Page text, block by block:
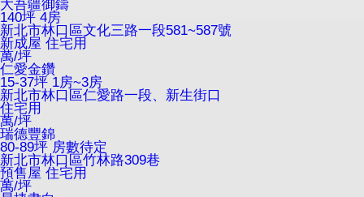
大吾疆御鑄
140坪 4房
新北市林口區文化三路一段581~587號
新成屋 住宅用
萬/坪
仁愛金鑽
15-37坪 1房~3房
新北市林口區仁愛路一段、新生街口
住宅用
萬/坪
瑞德豐錦
80-89坪 房數待定
新北市林口區竹林路309巷
預售屋 住宅用
萬/坪